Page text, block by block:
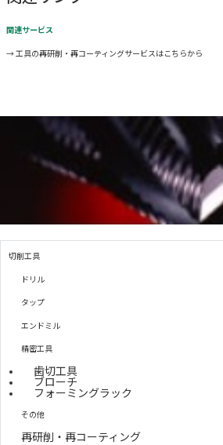
関連サービス
→ 工具の再研削・再コーティングサービスはこちらから
切削工具
ドリル
タップ
エンドミル
精密工具
歯切工具
ブローチ
フォーミングラック
その他
再研削・再コーティング